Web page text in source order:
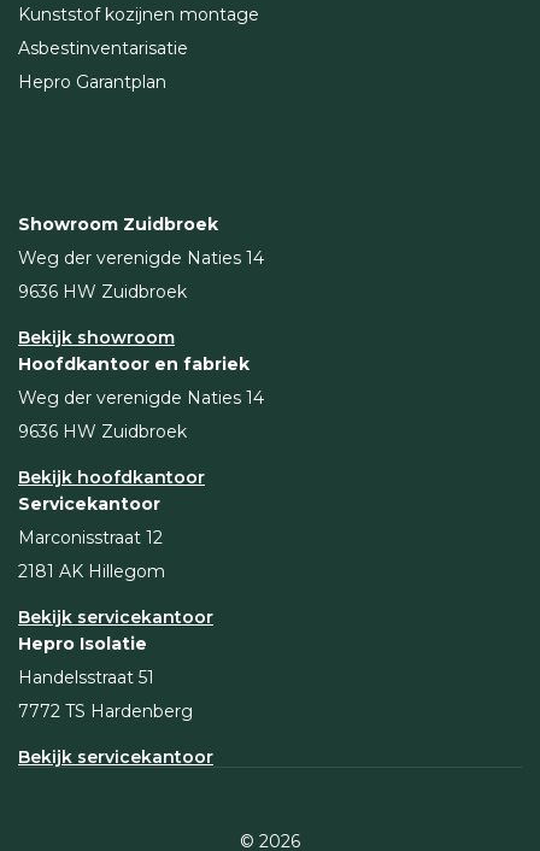
Kunststof kozijnen montage
Asbestinventarisatie
Hepro Garantplan
Showroom Zuidbroek
Weg der verenigde Naties 14
9636 HW Zuidbroek
Bekijk showroom
Hoofdkantoor en fabriek
Weg der verenigde Naties 14
9636 HW Zuidbroek
Bekijk hoofdkantoor
Servicekantoor
Marconisstraat 12
2181 AK Hillegom
Bekijk servicekantoor
Hepro Isolatie
Handelsstraat 51
7772 TS Hardenberg
Bekijk servicekantoor
© 2026